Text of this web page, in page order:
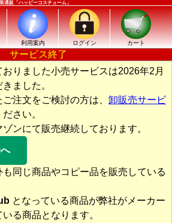
通販「ハッピーコスチューム」
利用案内 ログイン カート
サービス終了
りました小売サービスは2026年2月
ました。
注文をご検討の方は、 卸販売サービ
さい。
ンにて販売継続しております。
同じ商品やコピー品を販売している
となっている商品が弊社がメーカー
る商品となります。